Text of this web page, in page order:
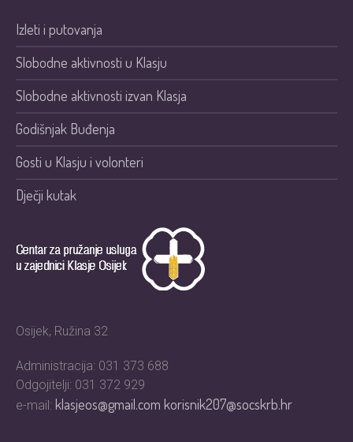
Izleti i putovanja
Slobodne aktivnosti u Klasju
Slobodne aktivnosti izvan Klasja
Godišnjak Buđenja
Gosti u Klasju i volonteri
Dječji kutak
Osijek, Ružina 32
Administracija: 031 373 688
Odgojitelji: 031 372 929
e-mail: klasjeos@gmail.comkorisnik207@socskrb.hr